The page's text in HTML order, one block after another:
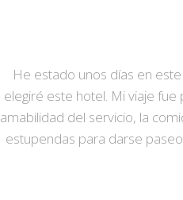
He estado unos días en
elegiré este hotel. Mi viaje
amabilidad del servicio, la
estupendas para darse